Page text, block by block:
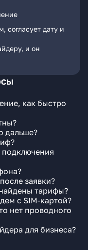
согласует дату и
и он
как быстро
дальше?
заявки?
тарифы?
с SIM-картой?
нет проводного
для бизнеса?